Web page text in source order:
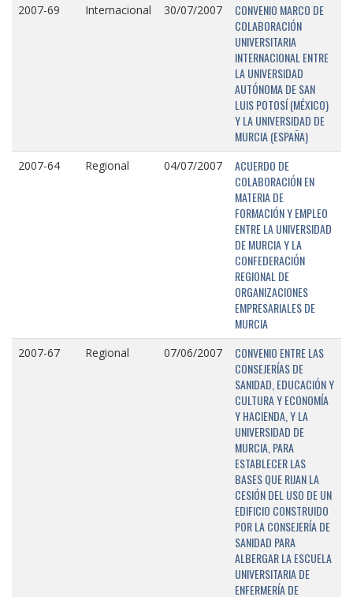
2007-69 Internacional 30/07/2007
CONVENIO MARCO DE
COLABORACIÓN
UNIVERSITARIA
INTERNACIONAL ENTRE
LA UNIVERSIDAD
AUTÓNOMA DE SAN
LUIS POTOSÍ (MÉXICO)
Y LA UNIVERSIDAD DE
MURCIA (ESPAÑA)
2007-64 Regional 04/07/2007
ACUERDO DE
COLABORACIÓN EN
MATERIA DE
FORMACIÓN Y EMPLEO
ENTRE LA UNIVERSIDAD
DE MURCIA Y LA
CONFEDERACIÓN
REGIONAL DE
ORGANIZACIONES
EMPRESARIALES DE
MURCIA
2007-67 Regional 07/06/2007
CONVENIO ENTRE LAS
CONSEJERÍAS DE
SANIDAD, EDUCACIÓN Y
CULTURA Y ECONOMÍA
Y HACIENDA, Y LA
UNIVERSIDAD DE
MURCIA, PARA
ESTABLECER LAS
BASES QUE RIJAN LA
CESIÓN DEL USO DE UN
EDIFICIO CONSTRUIDO
POR LA CONSEJERÍA DE
SANIDAD PARA
ALBERGAR LA ESCUELA
UNIVERSITARIA DE
ENFERMERÍA DE